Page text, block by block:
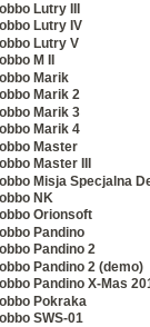
Lutry III
Lutry IV
Lutry V
M II
Marik
Marik 2
Marik 3
Marik 4
Master
Master III
Misja Specjalna
NK
Orionsoft
Pandino
Pandino 2
Pandino 2 (demo)
Pandino X-Mas
Pokraka
SWS-01